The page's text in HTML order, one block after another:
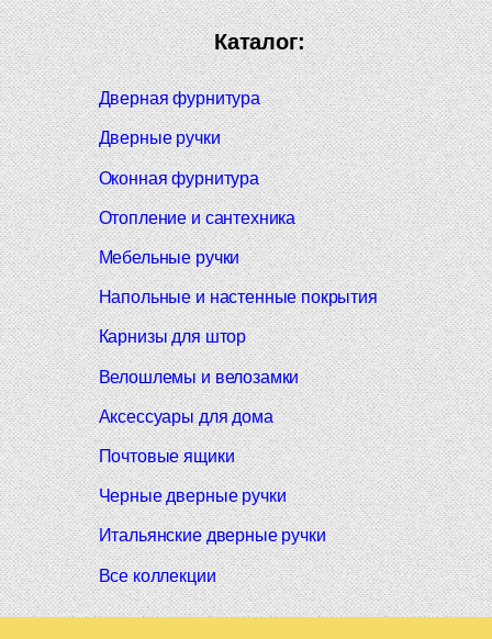
Каталог:
Дверная фурнитура
Дверные ручки
Оконная фурнитура
Отопление и сантехника
Мебельные ручки
Напольные и настенные покрытия
Карнизы для штор
Велошлемы и велозамки
Аксессуары для дома
Почтовые ящики
Черные дверные ручки
Итальянские дверные ручки
Все коллекции